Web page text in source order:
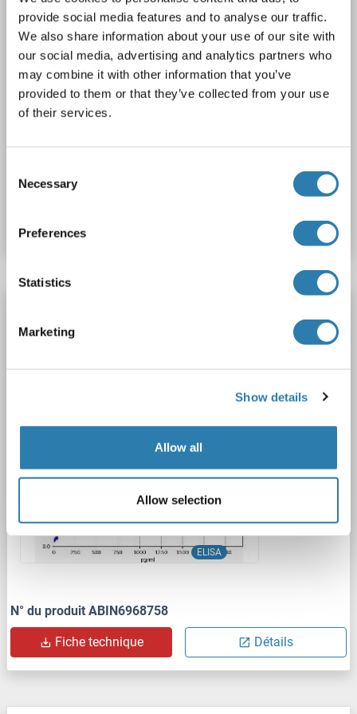
provide social media features and to analyse our traffic.
We also share information about your use of our site with
our social media, advertising and analytics partners who
may combine it with other information that you’ve
provided to them or that they’ve collected from your use
of their services.
Selection
Necessary
Preferences
Statistics
Marketing
Show details
Allow all
Allow selection
N° du produit ABIN6968757
MSTN Reactivité: Souris
Sandwich ELISA
ELISA
N° du produit ABIN6968758
Fiche technique Détails